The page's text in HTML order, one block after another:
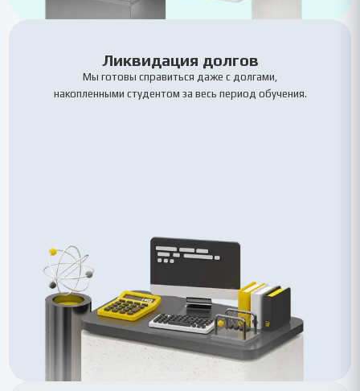
Ликвидация долгов
Мы готовы справиться даже с долгами,
накопленными студентом за весь период обучения.